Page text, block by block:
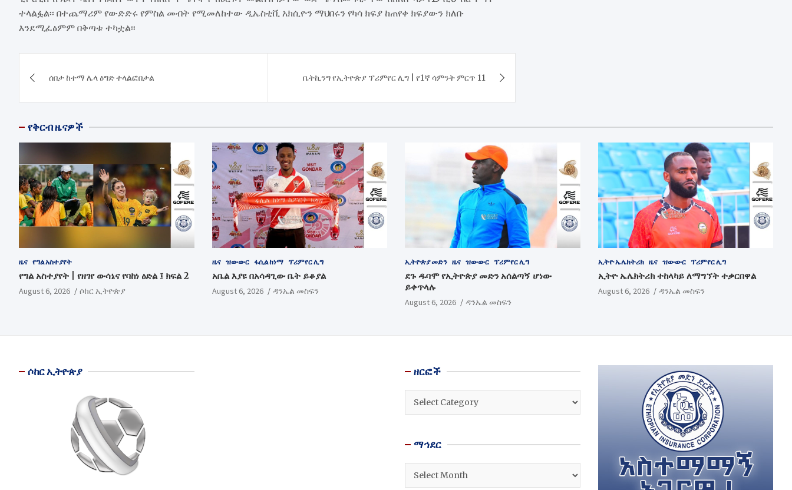
ተላልፏል፡፡ በተጨማሪም የውድድሩ የምስል መብት የሚመለከተው ዲኤስቲቪ አክሲዮን ማህበሩን የካሳ ክፍያ ከጠየቀ ክፍያውን ክለቡ
እንደሚፈፅምም በቅጣቱ ተካቷል፡፡
navigation
ሰበታ ከተማ ሌላ ዕግድ ተላልፎበታል ቤትኪንግ የኢትዮጵያ ፕሪምየር ሊግ | የ1ኛ ሳምንት ምርጥ 11
የቅርብ ዜናዎች
ዜና የግል አስተያየት
የግል አስተያየት | የዘገየ ውሳኔና የባከነ ዕድል ፤ ክፍል 2
August 6, 2026 ሶከር ኢትዮጵያ
ዜና ዝውውር ፋሲል ከነማ ፕሪምየር ሊግ
አቤል እያዩ በአሳዳጊው ቤት ይቆያል
August 6, 2026 ዳንኤል መስፍን
ኢትዮጵያ መድን ዜና ዝውውር ፕሪምየር ሊግ
ደጉ ዱባሞ የኢትዮጵያ መድን አሰልጣኝ ሆነው
ይቀጥላሉ
August 6, 2026 ዳንኤል መስፍን
ኢትዮ ኤሌክትሪክ ዜና ዝውውር ፕሪምየር ሊግ
ኢትዮ ኤሌክትሪክ ተከላካይ ለማግኘት ተቃርበዋል
August 6, 2026 ዳንኤል መስፍን
ሶከር ኢትዮጵያ ዘርፎች
ዘርፎች
ማኅደር
ማኅደር